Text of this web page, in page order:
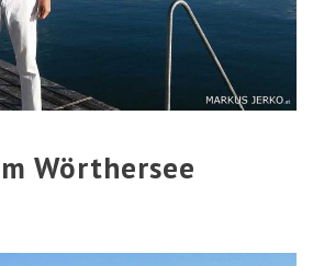
Wörthersee